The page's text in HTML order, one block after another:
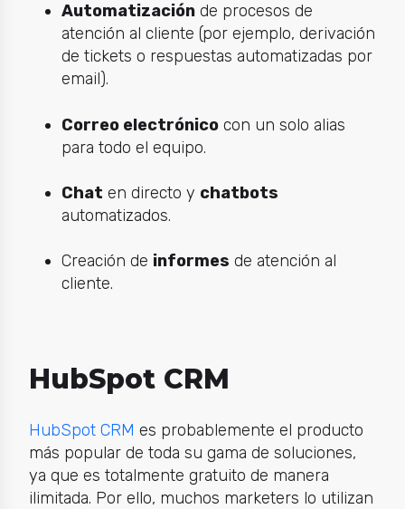
Automatizaciónde procesos de
atención al cliente (por ejemplo, derivación
de tickets o respuestas automatizadas por
email).
Correo electrónicocon un solo alias
para todo el equipo.
Chat en directo y chatbots
automatizados.
Creación de informes de atención al
cliente.
HubSpot CRM
HubSpot CRM es probablemente el producto
más popular de toda su gama de soluciones,
ya que es totalmente gratuito de manera
ilimitada. Por ello, muchos marketers lo utilizan